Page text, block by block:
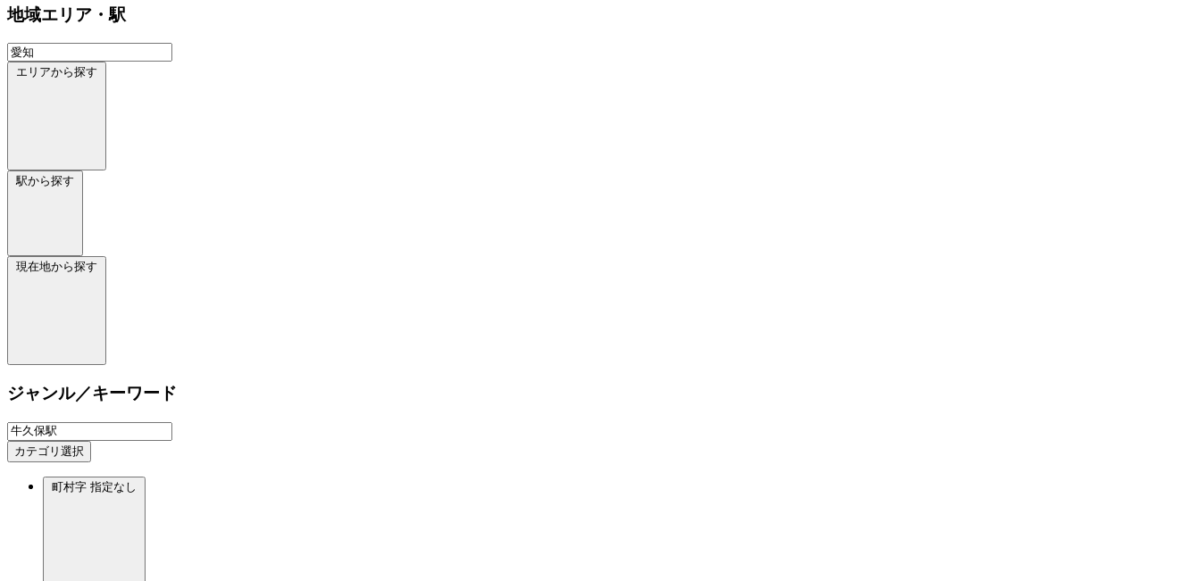
地域エリア・駅
エリアから探す
駅から探す
現在地から探す
ジャンル／キーワード
カテゴリ選択
町村字 指定なし